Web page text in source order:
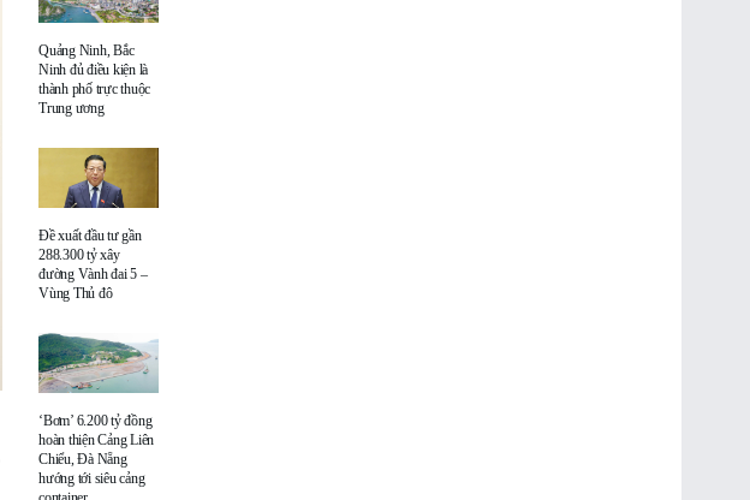
Quảng Ninh, Bắc
Ninh đủ điều kiện là
thành phố trực thuộc
Trung ương
Đề xuất đầu tư gần
288.300 tỷ xây
đường Vành đai 5 –
Vùng Thủ đô
‘Bơm’ 6.200 tỷ đồng
hoàn thiện Cảng Liên
Chiểu, Đà Nẵng
hướng tới siêu cảng